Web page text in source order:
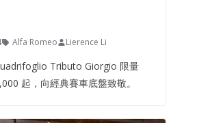
Alfa Romeo Lierence Li
Tributo Giorgio 限量
起，向經典賽車底盤致敬。